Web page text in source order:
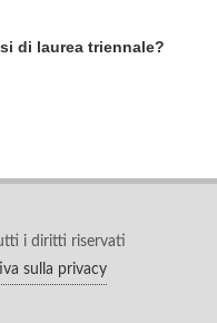
di laurea triennale?
i diritti riservati
sulla privacy